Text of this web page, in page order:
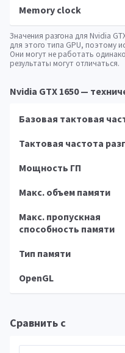
Memory clock
Значения разгона для Nvidia
для этого типа GPU, поэтому
Они могут не работать
результаты могут отличаться.
Nvidia GTX 1650 —
Базовая тактовая
Тактовая частота
Мощность ГП
Макс. объем памяти
Макс. пропускная
способность памяти
Тип памяти
OpenGL
Сравнить с